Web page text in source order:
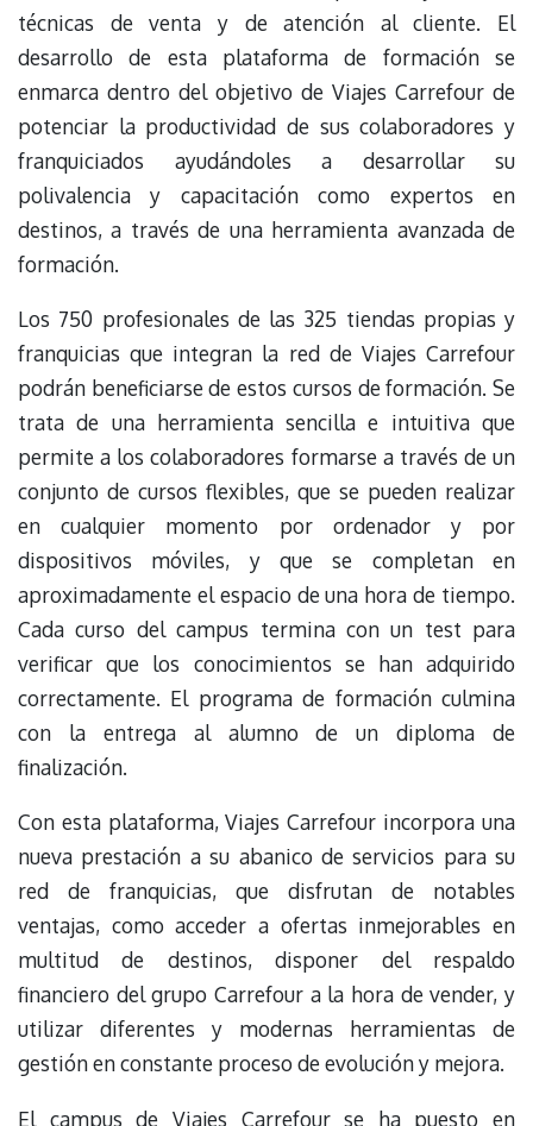
técnicas de venta y de atención al cliente. El
desarrollo de esta plataforma de formación se
enmarca dentro del objetivo de Viajes Carrefour de
potenciar la productividad de sus colaboradores y
franquiciados ayudándoles a desarrollar su
polivalencia y capacitación como expertos en
destinos, a través de una herramienta avanzada de
formación.
Los 750 profesionales de las 325 tiendas propias y
franquicias que integran la red de Viajes Carrefour
podrán beneficiarse de estos cursos de formación. Se
trata de una herramienta sencilla e intuitiva que
permite a los colaboradores formarse a través de un
conjunto de cursos flexibles, que se pueden realizar
en cualquier momento por ordenador y por
dispositivos móviles, y que se completan en
aproximadamente el espacio de una hora de tiempo.
Cada curso del campus termina con un test para
verificar que los conocimientos se han adquirido
correctamente. El programa de formación culmina
con la entrega al alumno de un diploma de
finalización.
Con esta plataforma, Viajes Carrefour incorpora una
nueva prestación a su abanico de servicios para su
red de franquicias, que disfrutan de notables
ventajas, como acceder a ofertas inmejorables en
multitud de destinos, disponer del respaldo
financiero del grupo Carrefour a la hora de vender, y
utilizar diferentes y modernas herramientas de
gestión en constante proceso de evolución y mejora.
El campus de Viajes Carrefour se ha puesto en